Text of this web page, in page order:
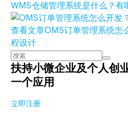
WMS仓储管理系统是什么？有
查看文章OMS订单管理系统怎
程设计
扶持小微企业及个人创
一个应用
立即注册